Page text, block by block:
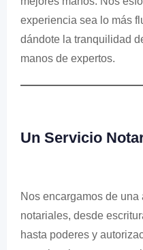
experiencia sea lo más
dándote la tranquilidad
manos de expertos.
Un Servicio
Nos encargamos de
notariales, desde
hasta poderes y